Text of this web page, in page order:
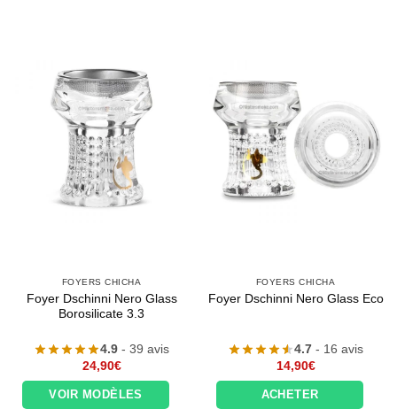
FOYERS CHICHA
Foyer Dschinni Nero Glass
Borosilicate 3.3
4.9 - 39 avis
24,90€
VOIR MODÈLES
FOYERS CHICHA
Foyer Dschinni Nero Glass Eco
4.7 - 16 avis
14,90€
ACHETER